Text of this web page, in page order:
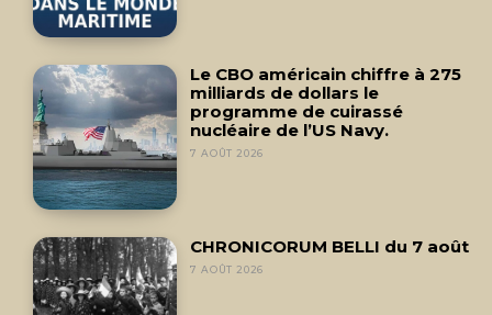
Le CBO américain chiffre à 275
milliards de dollars le
programme de cuirassé
nucléaire de l’US Navy.
7 AOÛT 2026
CHRONICORUM BELLI du 7 août
7 AOÛT 2026